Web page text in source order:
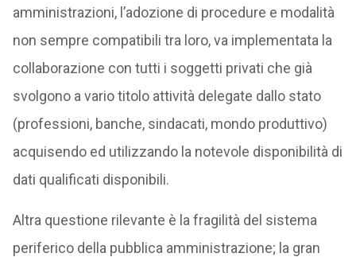
amministrazioni, l’adozione di procedure e modalità
non sempre compatibili tra loro, va implementata la
collaborazione con tutti i soggetti privati che già
svolgono a vario titolo attività delegate dallo stato
(professioni, banche, sindacati, mondo produttivo)
acquisendo ed utilizzando la notevole disponibilità di
dati qualificati disponibili.
Altra questione rilevante è la fragilità del sistema
periferico della pubblica amministrazione; la gran